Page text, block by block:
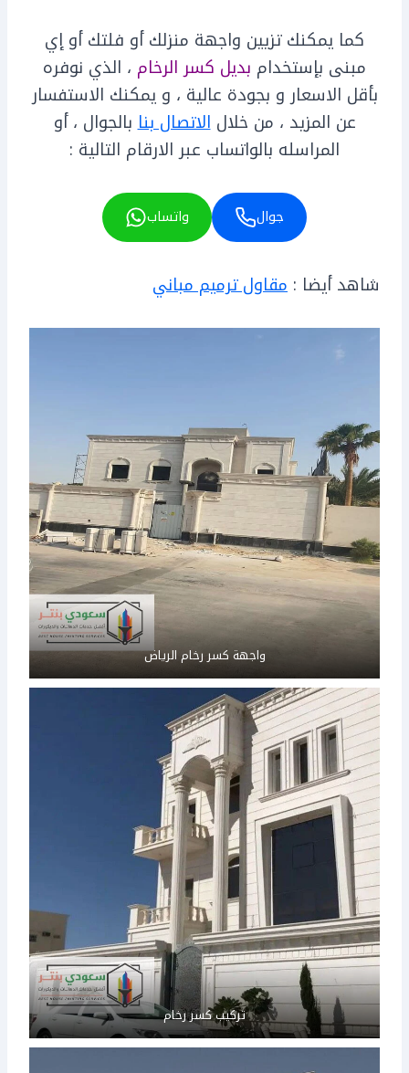
كما يمكنك تزيين واجهة منزلك أو فلتك أو إي
مبنى بإستخدام بديل كسر الرخام ، الذي نوفره
بأقل الاسعار و بجودة عالية ، و يمكنك الاستفسار
عن المزيد ، من خلالالاتصال بنابالجوال ، أو
المراسله بالواتساب عبر الارقام التالية :
جوال واتساب
شاهد أيضا : مقاول ترميم مباني
واجهة كسر رخام الرياض
تركيب كسر رخام